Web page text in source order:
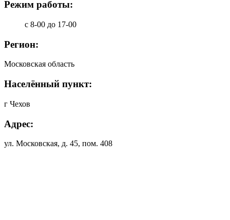
Режим работы:
с 8-00 до 17-00
Регион:
Московская область
Населённый пункт:
г Чехов
Адрес:
ул. Московская, д. 45, пом. 408